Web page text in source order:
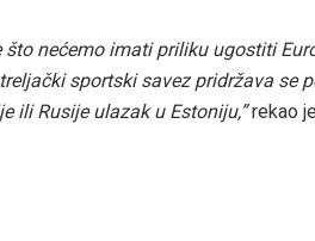
što nećemo imati priliku ugostiti
sportski savez pridržava se
ili Rusije ulazak u Estoniju,”rekao